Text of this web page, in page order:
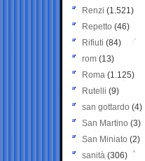
Renzi (1.521)
Repetto (46)
Rifiuti (84)
rom (13)
Roma (1.125)
Rutelli (9)
san gottardo (4)
San Martino (3)
San Miniato (2)
sanità (306)